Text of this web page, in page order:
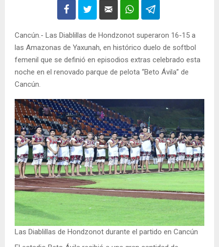
Cancún.- Las Diablillas de Hondzonot superaron 16-15 a
las Amazonas de Yaxunah, en histórico duelo de softbol
femenil que se definió en episodios extras celebrado esta
noche en el renovado parque de pelota “Beto Ávila” de
Cancún.
Las Diablillas de Hondzonot durante el partido en Cancún